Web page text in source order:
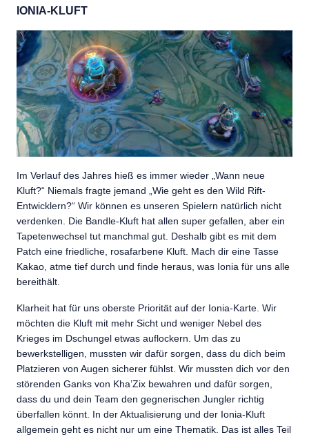
IONIA-KLUFT
Im Verlauf des Jahres hieß es immer wieder „Wann neue
Kluft?“ Niemals fragte jemand „Wie geht es den Wild Rift-
Entwicklern?“ Wir können es unseren Spielern natürlich nicht
verdenken. Die Bandle-Kluft hat allen super gefallen, aber ein
Tapetenwechsel tut manchmal gut. Deshalb gibt es mit dem
Patch eine friedliche, rosafarbene Kluft. Mach dir eine Tasse
Kakao, atme tief durch und finde heraus, was Ionia für uns alle
bereithält.
Klarheit hat für uns oberste Priorität auf der Ionia-Karte. Wir
möchten die Kluft mit mehr Sicht und weniger Nebel des
Krieges im Dschungel etwas auflockern. Um das zu
bewerkstelligen, mussten wir dafür sorgen, dass du dich beim
Platzieren von Augen sicherer fühlst. Wir mussten dich vor den
störenden Ganks von Kha’Zix bewahren und dafür sorgen,
dass du und dein Team den gegnerischen Jungler richtig
überfallen könnt. In der Aktualisierung und der Ionia-Kluft
allgemein geht es nicht nur um eine Thematik. Das ist alles Teil